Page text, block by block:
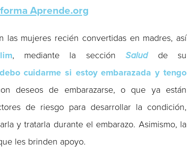
Aprende.org
mujeres recién convertidas en madres, así
, mediante la secciónSaludde su
debo cuidarme si estoy embarazada y tengo
deseos de embarazarse, o que ya están
de riesgo para desarrollar la condición,
y tratarla durante el embarazo. Asimismo, la
les brinden apoyo.